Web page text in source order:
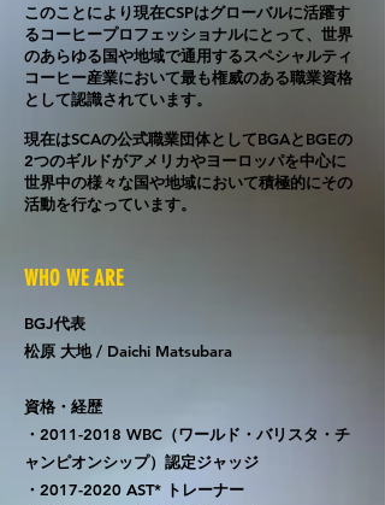
このことにより現在CSPはグローバルに活躍す
るコーヒープロフェッショナルにとって、 世界
のあらゆる国や地域で通用するスペシャルティ
コーヒー産業において最も権威のある職業資格
として認識されています。
現在はSCAの公式職業団体としてBGAとBGEの
2つのギルドがアメリカやヨーロッパを中心に
世界中の様々な国や地域において積極的にその
活動を行なっています。
WHO WE ARE
BGJ代表
松原 大地 / Daichi Matsubara
資格・経歴
​・2011-2018 WBC（ワールド・バリスタ・チ
ャンピオンシップ）認定ジャッジ
・2017-2020 AST* トレーナー